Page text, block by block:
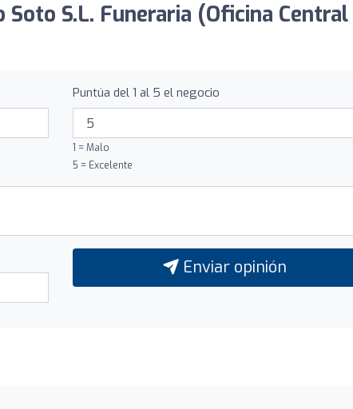
S.L. Funeraria (Oficina Central
Puntúa del 1 al 5 el negocio
1 = Malo
5 = Excelente
Enviar opinión